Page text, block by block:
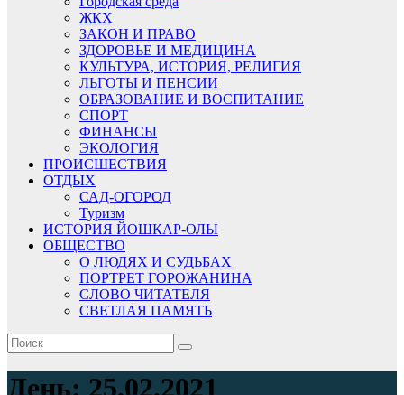
ЖКХ
ЗАКОН И ПРАВО
ЗДОРОВЬЕ И МЕДИЦИНА
КУЛЬТУРА, ИСТОРИЯ, РЕЛИГИЯ
ЛЬГОТЫ И ПЕНСИИ
ОБРАЗОВАНИЕ И ВОСПИТАНИЕ
СПОРТ
ФИНАНСЫ
ЭКОЛОГИЯ
ПРОИСШЕСТВИЯ
ОТДЫХ
САД-ОГОРОД
Туризм
ИСТОРИЯ ЙОШКАР-ОЛЫ
ОБЩЕСТВО
О ЛЮДЯХ И СУДЬБАХ
ПОРТРЕТ ГОРОЖАНИНА
СЛОВО ЧИТАТЕЛЯ
СВЕТЛАЯ ПАМЯТЬ
День: 25.02.2021